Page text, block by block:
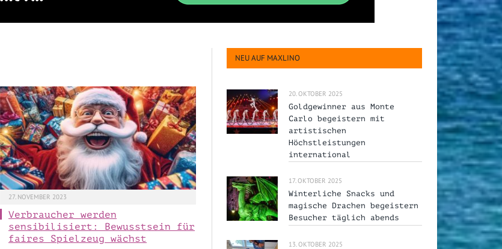
27. NOVEMBER 2023
Verbraucher werden
sensibilisiert: Bewusstsein für
faires Spielzeug wächst
NEU AUF MAXLINO
20. OKTOBER 2025
Goldgewinner aus Monte
Carlo begeistern mit
artistischen
Höchstleistungen
international
17. OKTOBER 2025
Winterliche Snacks und
magische Drachen begeistern
Besucher täglich abends
13. OKTOBER 2025